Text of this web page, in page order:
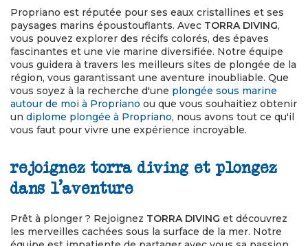
Propriano est réputée pour ses eaux cristallines et ses
paysages marins époustouflants. Avec TORRA DIVING,
vous pouvez explorer des récifs colorés, des épaves
fascinantes et une vie marine diversifiée. Notre équipe
vous guidera à travers les meilleurs sites de plongée de la
région, vous garantissant une aventure inoubliable. Que
vous soyez à la recherche d'une plongée sous marine
autour de moi à Propriano ou que vous souhaitiez obtenir
un diplome plongée à Propriano, nous avons tout ce qu'il
vous faut pour vivre une expérience incroyable.
rejoignez torra diving et plongez
dans l'aventure
Prêt à plonger ? Rejoignez TORRA DIVING et découvrez
les merveilles cachées sous la surface de la mer. Notre